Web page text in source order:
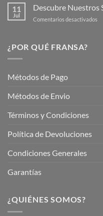
tu
11
Jul
Descubre Nuestros
Comentarios desactivados
¿POR QUÉ FRANSA?
Métodos de Pago
Métodos de Envio
Términos y Condiciones
Política de Devoluciones
Condiciones Generales
Garantías
¿QUIÉNES SOMOS?